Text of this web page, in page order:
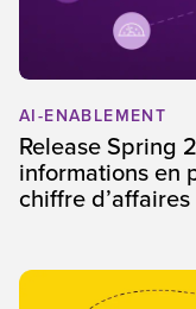
AI-ENABLEMENT
Release Spring
informations en
chiffre d’affaires